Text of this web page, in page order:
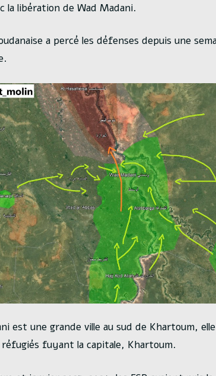
la libération de Wad Madani.
a percé les défenses depuis une
est une grande ville au sud de Khartoum,
réfugiés fuyant la capitale, Khartoum.